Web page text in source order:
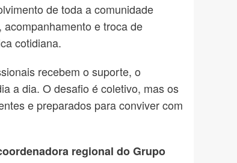
de toda a comunidade
e troca de
cotidiana.
recebem o suporte, o
a dia. O desafio é coletivo, mas os
e preparados para conviver com
regional do Grupo